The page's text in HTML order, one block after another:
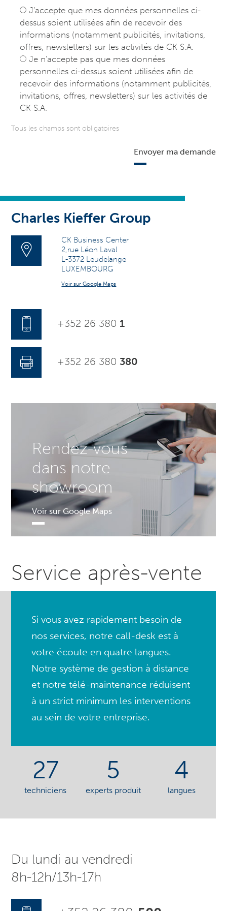
Charles Kieffer Group
CK Business Center
2,rue Léon Laval
L-3372 Leudelange
LUXEMBOURG
Voir sur Google Maps
+352 26 380 1
+352 26 380 380
Rendez-vous
dans notre
showroom
Voir sur Google Maps
J’accepte que mes données personnelles ci-
dessus soient utilisées afin de recevoir des
informations (notamment publicités, invitations,
offres, newsletters) sur les activités de CK S.A.
Je n’accepte pas que mes données
personnelles ci-dessus soient utilisées afin de
recevoir des informations (notamment publicités,
invitations, offres, newsletters) sur les activités de
CK S.A.
Tous les champs sont obligatoires
Envoyer ma demande
Service après-vente
Si vous avez rapidement besoin de
nos services, notre call-desk est à
votre écoute en quatre langues.
Notre système de gestion à distance
et notre télé-maintenance réduisent
à un strict minimum les interventions
au sein de votre entreprise.
27
techniciens
5
experts produit
4
langues
Du lundi au vendredi
8h-12h/13h-17h